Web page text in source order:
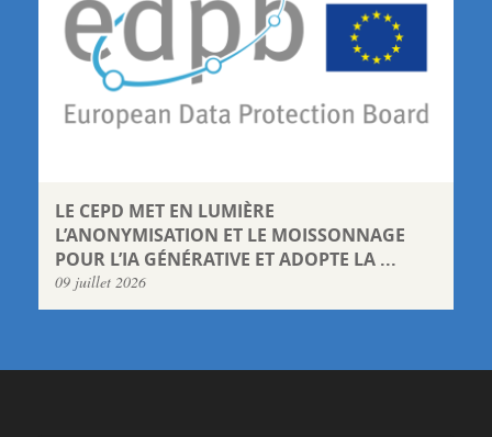
LE CEPD MET EN LUMIÈRE
L’ANONYMISATION ET LE MOISSONNAGE
POUR L’IA GÉNÉRATIVE ET ADOPTE LA ...
09 juillet 2026